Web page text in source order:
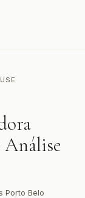
Porto Belo